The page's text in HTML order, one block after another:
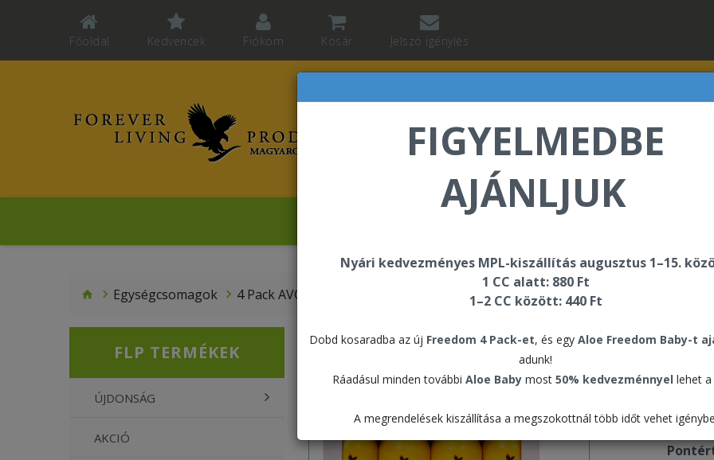
FIGYELMEDBE
AJÁNLJUK
Nyári kedvezményes MPL-kiszállítás augusztus 1–15.
1 CC alatt: 880 Ft
1–2 CC között: 440 Ft
Dobd kosaradba az új Freedom 4 Pack-et, és egy Aloe Freedom Baby-t
adunk!
Ráadásul minden további Aloe Babymost 50% kedvezménnyel lehet a
A megrendelések kiszállítása a megszokottnál több időt vehet
Főoldal Kedvencek Fiókom Kosár Jelszó igénylés
Egységcsomagok 4 Pack AVG & Pro-B Duo
FLP TERMÉKEK
ÚJDONSÁG
AKCIÓ
4